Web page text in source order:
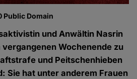
Public Domain
und Anwältin Nasrin
Wochenende zu
und Peitschenhieben
Sie hat unter anderem Frauen